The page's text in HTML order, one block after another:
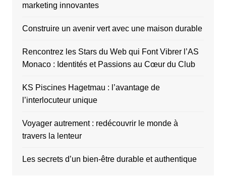
marketing innovantes
Construire un avenir vert avec une maison durable
Rencontrez les Stars du Web qui Font Vibrer l’AS
Monaco : Identités et Passions au Cœur du Club
KS Piscines Hagetmau : l’avantage de
l’interlocuteur unique
Voyager autrement : redécouvrir le monde à
travers la lenteur
Les secrets d’un bien-être durable et authentique